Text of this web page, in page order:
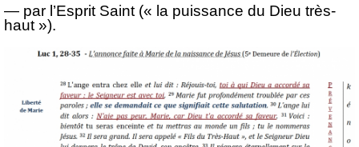
— par l’Esprit Saint (« la puissance du Dieu très-
haut »).